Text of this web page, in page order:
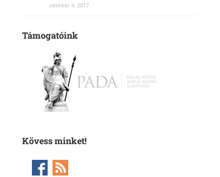
október 4, 2017
Támogatóink
Kövess minket!